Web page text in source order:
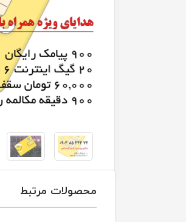
محصولات مرتبط